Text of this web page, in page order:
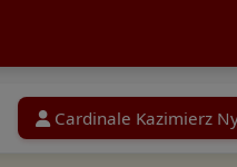
Cardinale Kazimierz